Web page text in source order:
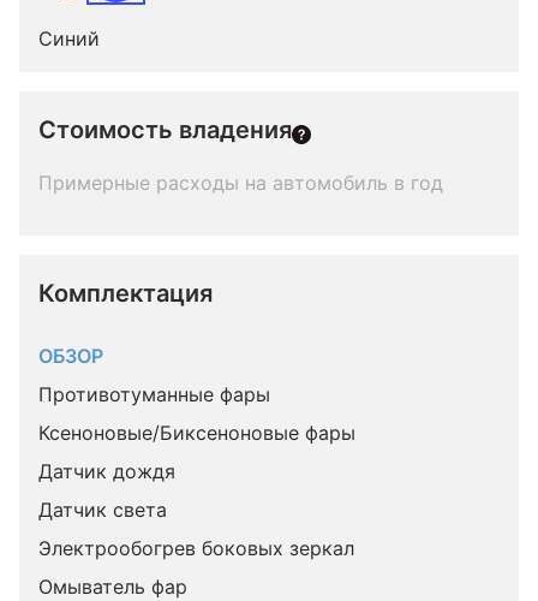
Синий
Стоимость владения
Примерные расходы на автомобиль в год
Комплектация
ОБЗОР
Противотуманные фары
Ксеноновые/Биксеноновые фары
Датчик дождя
Датчик света
Электрообогрев боковых зеркал
Омыватель фар